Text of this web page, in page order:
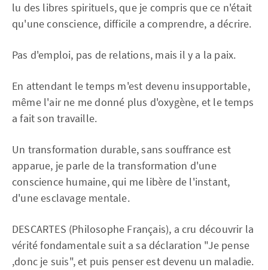
lu des libres spirituels, que je compris que ce n'était
qu'une conscience, difficile a comprendre, a décrire.
Pas d'emploi, pas de relations, mais il y a la paix.
En attendant le temps m'est devenu insupportable,
même l'air ne me donné plus d'oxygène, et le temps
a fait son travaille.
Un transformation durable, sans souffrance est
apparue, je parle de la transformation d'une
conscience humaine, qui me libère de l'instant,
d'une esclavage mentale.
DESCARTES (Philosophe Français), a cru découvrir la
vérité fondamentale suit a sa déclaration "Je pense
,donc je suis", et puis penser est devenu un maladie.